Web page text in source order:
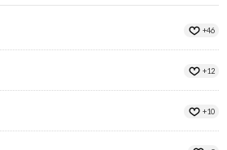
+46
+12
+10